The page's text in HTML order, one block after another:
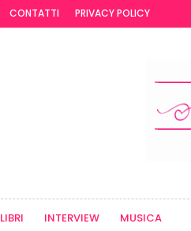
CONTATTI PRIVACY POLICY
LIBRI INTERVIEW MUSICA